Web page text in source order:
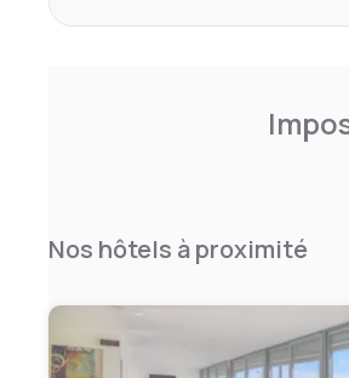
Nos hôtels à proximité